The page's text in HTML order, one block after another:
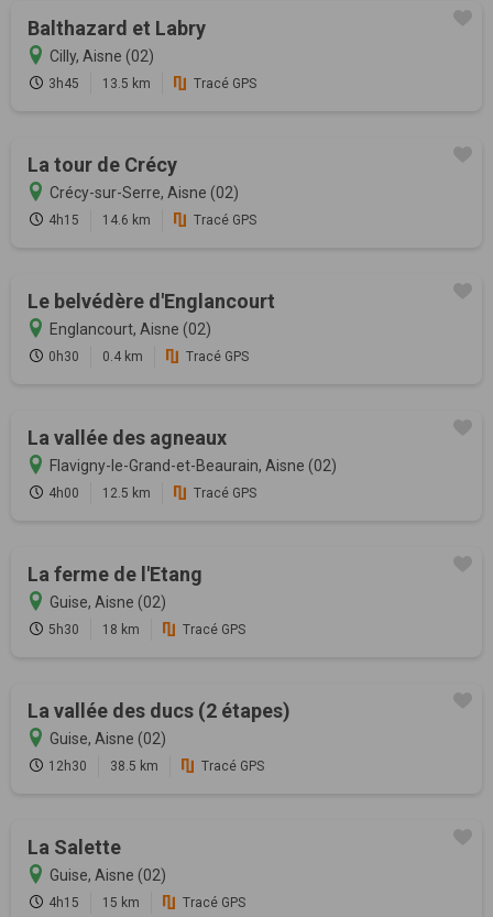
Balthazard et Labry
Cilly, Aisne (02)
3h45 13.5 km Tracé GPS
La tour de Crécy
Crécy-sur-Serre, Aisne (02)
4h15 14.6 km Tracé GPS
Le belvédère d'Englancourt
Englancourt, Aisne (02)
0h30 0.4 km Tracé GPS
La vallée des agneaux
Flavigny-le-Grand-et-Beaurain, Aisne (02)
4h00 12.5 km Tracé GPS
La ferme de l'Etang
Guise, Aisne (02)
5h30 18 km Tracé GPS
La vallée des ducs (2 étapes)
Guise, Aisne (02)
12h30 38.5 km Tracé GPS
La Salette
Guise, Aisne (02)
4h15 15 km Tracé GPS